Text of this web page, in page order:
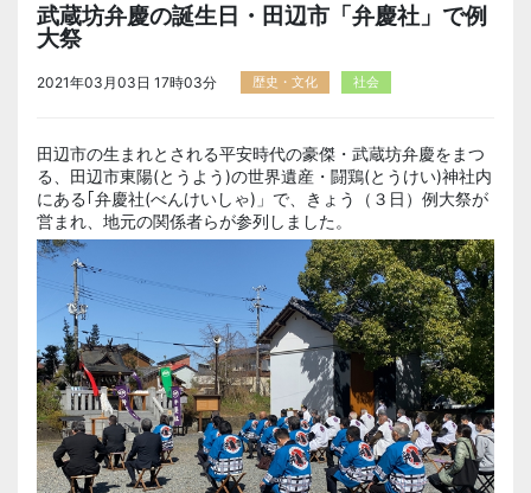
武蔵坊弁慶の誕生日・田辺市「弁慶社」で例
大祭
2021年03月03日 17時03分 歴史・文化 社会
田辺市の生まれとされる平安時代の豪傑・武蔵坊弁慶をまつ
る、田辺市東陽(とうよう)の世界遺産・闘鶏(とうけい)神社内
にある｢弁慶社(べんけいしゃ)」で、きょう（３日）例大祭が
営まれ、地元の関係者らが参列しました。